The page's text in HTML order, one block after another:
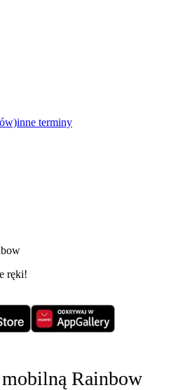
inne terminy
ręki!
Rainbow